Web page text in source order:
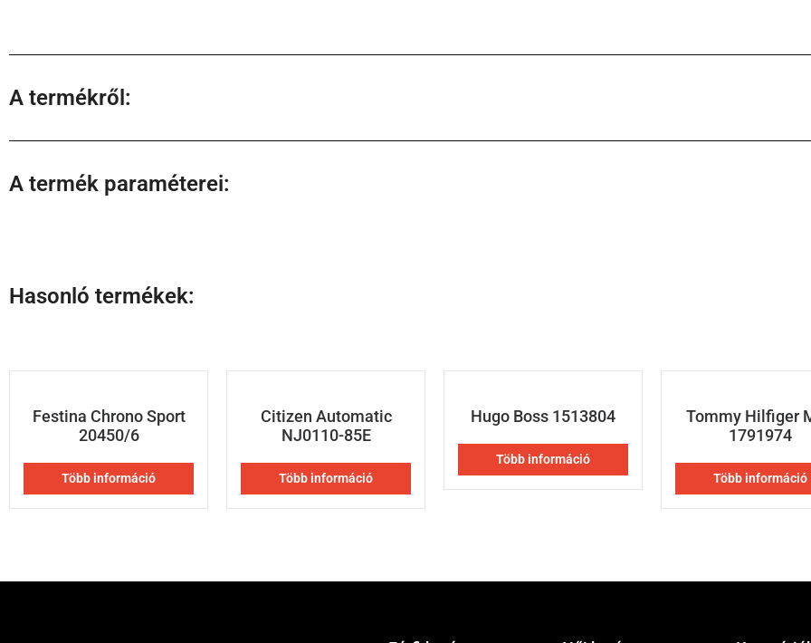
A termékről:
A termék paraméterei:
Hasonló termékek:
Festina Chrono Sport
20450/6
Több információ
Citizen Automatic
NJ0110-85E
Több információ
Hugo Boss 1513804
Több információ
Tommy Hilfiger
1791974
Több információ